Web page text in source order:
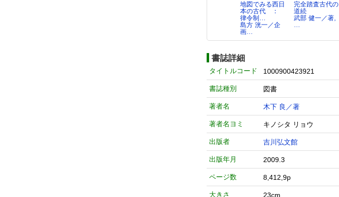
地図でみる西日
本の古代 ：
律令制…
島方 洸一／企
画…
完全踏査古代の
道続
武部 健一／著,
…
書誌詳細
タイトルコード 1000900423921
書誌種別 図書
著者名 木下 良／著
著者名ヨミ キノシタ リョウ
出版者 吉川弘文館
出版年月 2009.3
ページ数 8,412,9p
大きさ 23cm